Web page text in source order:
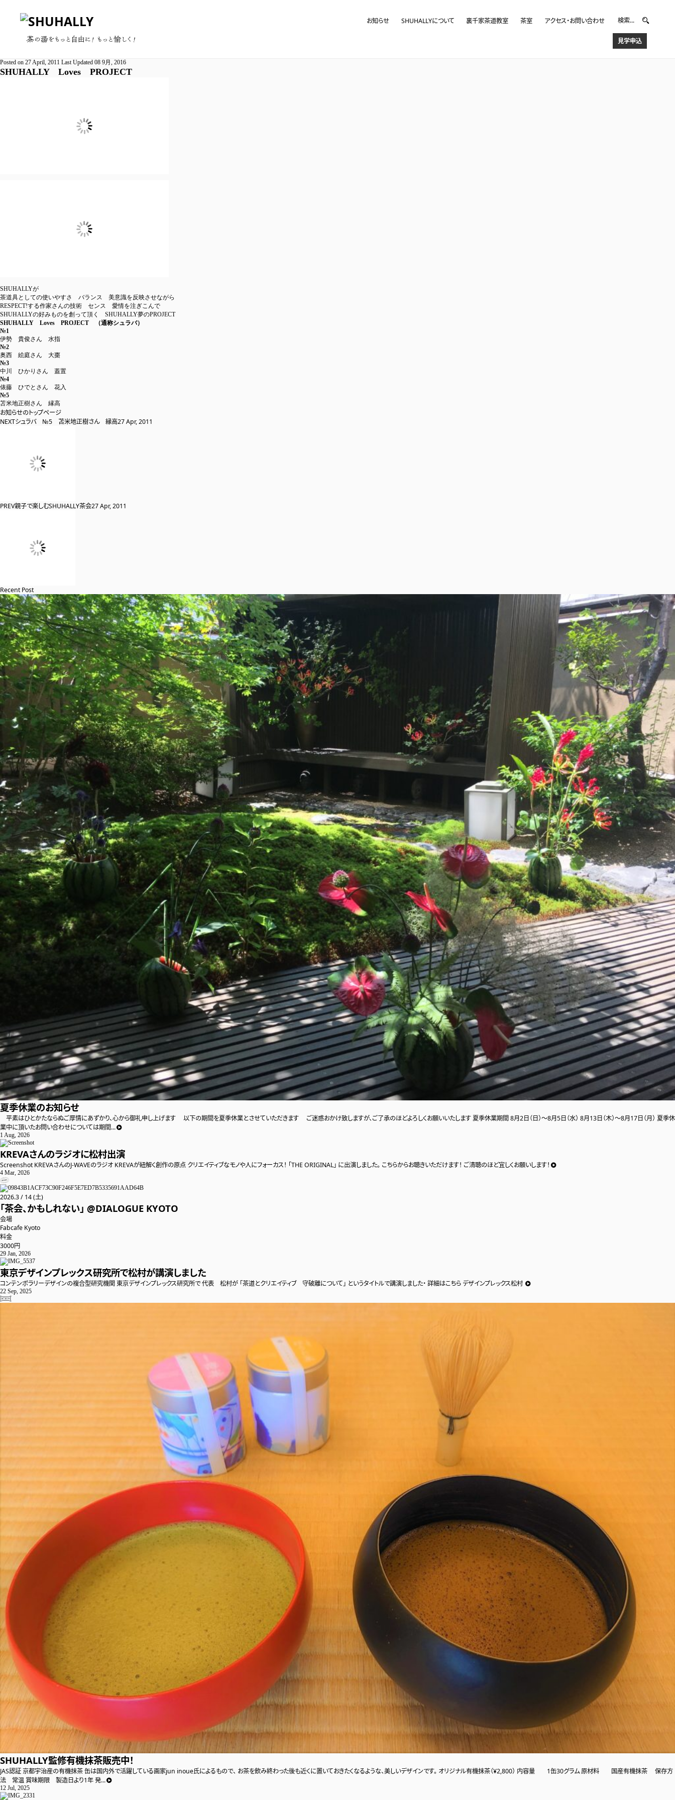
お知らせ SHUHALLYについて 裏千家茶道教室 茶室 アクセス・お問い合わせ
見学申込
Posted on27 April, 2011 Last Updated08 9月, 2016
SHUHALLY Loves PROJECT
SHUHALLYが
茶道具としての使いやすさ バランス 美意識を反映させながら
RESPECT!する作家さんの技術 センス 愛情を注ぎこんで
SHUHALLYの好みものを創って頂く SHUHALLY夢のPROJECT
SHUHALLY Loves PROJECT （通称シュラバ）
№1
伊勢 貴俊さん 水指
№2
奥西 絵庭さん 大棗
№3
中川 ひかりさん 蓋置
№4
俵藤 ひでとさん 花入
№5
苫米地正樹さん 縁高
お知らせのトップページ
NEXTシュラバ №5 苫米地正樹さん 縁高27 Apr, 2011
PREV親子で楽しむSHUHALLY茶会27 Apr, 2011
Recent Post
夏季休業のお知らせ
平素はひとかたならぬご厚情にあずかり、心から御礼申し上げます 以下の期間を夏季休業とさせていただきます ご迷惑おかけ致しますが、ご了承のほどよろしくお願いいたします 夏季休業期間 8月2日（日）〜8月5日（水） 8月13日（木）〜8月17日（月） 夏季休
業中に頂いたお問い合わせについては期間...
1 Aug, 2026
KREVAさんのラジオに松村出演
Screenshot KREVAさんのJ-WAVEのラジオ KREVAが紐解く創作の原点 クリエイティブなモノや人にフォーカス！ 「THE ORIGINAL」 に出演しました。 こちらからお聴きいただけます！ ご清聴のほど宜しくお願いします！
4 Mar, 2026

2026.3/ 14(土)
「茶会、かもしれない」 @DIALOGUE KYOTO
会場
Fabcafe Kyoto
料金
3000円
29 Jan, 2026
東京デザインプレックス研究所で松村が講演しました
コンテンポラリーデザインの複合型研究機関 東京デザインプレックス研究所で 代表 松村が 「茶道とクリエイティブ 守破離について」 というタイトルで講演しました・ 詳細はこちら デザインプレックス松村
22 Sep, 2025

SHUHALLY監修有機抹茶販売中！
JAS認証 京都宇治産の有機抹茶 缶は国内外で活躍している画家jun inoue氏によるもので、 お茶を飲み終わった後も近くに置いておきたくなるような、美しいデザインです。 オリジナル有機抹茶（¥2,800） 内容量 1缶30グラム 原材料 国産有機抹茶 保存方
法 常温 賞味期限 製造日より1年 発...
12 Jul, 2025